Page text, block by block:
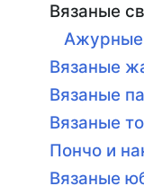
Вязаные
Ажурные
Вязаные
Вязаные
Вязаные
Пончо и
Вязаные